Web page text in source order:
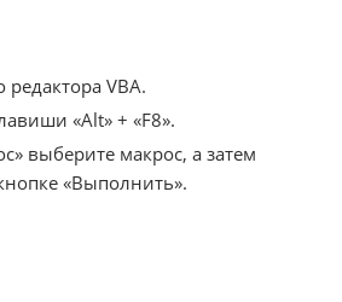
редактора VBA.
«Alt» + «F8».
выберите макрос, а затем
«Выполнить».